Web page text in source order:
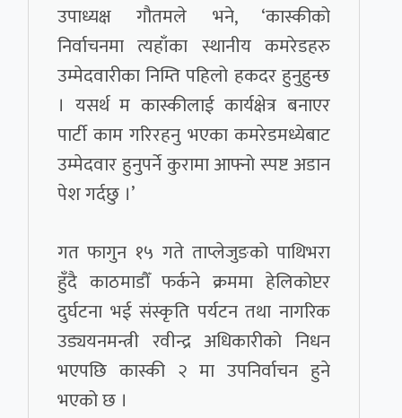
उपाध्यक्ष गौतमले भने, ‘कास्कीको
निर्वाचनमा त्यहाँका स्थानीय कमरेडहरु
उम्मेदवारीका निम्ति पहिलो हकदर हुनुहुन्छ
। यसर्थ म कास्कीलाई कार्यक्षेत्र बनाएर
पार्टी काम गरिरहनु भएका कमरेडमध्येबाट
उम्मेदवार हुनुपर्ने कुरामा आफ्नो स्पष्ट अडान
पेश गर्दछु ।’
गत फागुन १५ गते ताप्लेजुङको पाथिभरा
हुँदै काठमाडौँ फर्कने क्रममा हेलिकोप्टर
दुर्घटना भई संस्कृति पर्यटन तथा नागरिक
उड्ययनमन्त्री रवीन्द्र अधिकारीको निधन
भएपछि कास्की २ मा उपनिर्वाचन हुने
भएको छ ।